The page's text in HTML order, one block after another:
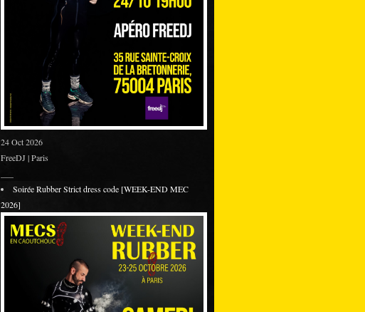
24 Oct 2026
FreeDJ | Paris
Soirée Rubber Strict dress code [WEEK-END MEC
2026]